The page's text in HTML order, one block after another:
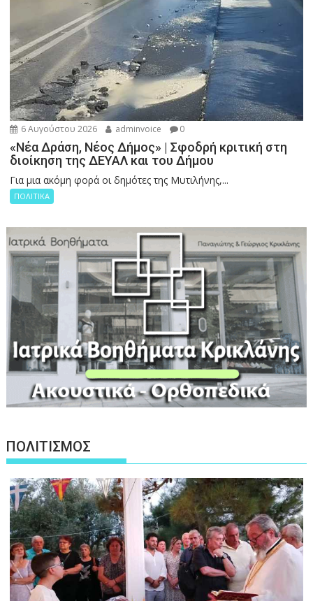
6 Αυγούστου 2026 adminvoice 0
«Νέα Δράση, Νέος Δήμος» | Σφοδρή κριτική στη
διοίκηση της ΔΕΥΑΛ και του Δήμου
Για μια ακόμη φορά οι δημότες της Μυτιλήνης,...
ΠΟΛΙΤΙΚΑ
ΠΟΛΙΤΙΣΜΟΣ